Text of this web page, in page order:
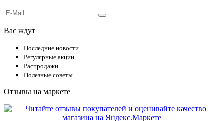
Вас ждут
Последние новости
Регулярные акции
Распродажи
Полезные советы
Отзывы на маркете